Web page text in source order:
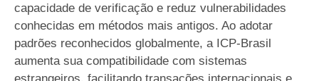
capacidade de verificação e reduz vulnerabilidades
conhecidas em métodos mais antigos. Ao adotar
padrões reconhecidos globalmente, a ICP-Brasil
aumenta sua compatibilidade com sistemas
estrangeiros, facilitando transações internacionais e